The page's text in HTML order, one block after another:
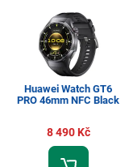
Huawei Watch GT6
PRO 46mm NFC Black
8 490 Kč